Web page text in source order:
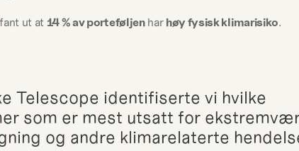
ut at 14 % av porteføljen har høy fysisk klimarisiko.
Telescope identifiserte vi hvilke
som er mest utsatt for
og andre klimarelaterte